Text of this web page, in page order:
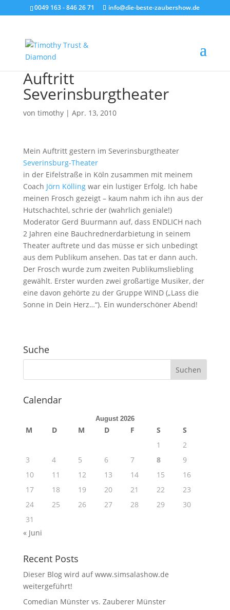
0049 163 - 846 26 71 info@die-beste-zaubershow.de
Auftritt
Severinsburgtheater
von timothy| Apr. 13, 2010
Mein Auftritt gestern im Severinsburgtheater
Severinsburg-Theater
in der Eifelstraße in Köln zusammen mit meinem
Coach Jörn Köllingwar ein lustiger Erfolg. Ich habe
meinen Frosch gezeigt – kaum nahm ich ihn aus der
Hutschachtel, schrie der (wahrlich geniale!)
Moderator Gerd Buurmann auf, dass ENDLICH nach
2 Jahren eine Bauchrednerdarbietung in seinem
Theater auftrete und das müsse er sich unbedingt
aus dem Publikum ansehen. Das tat er dann auch.
Der Frosch wurde zum zweiten Publikumsliebling
gewählt. Erster wurden zwei großartige Musiker, der
eine davon gehörte zu der Gruppe WIND („Lass die
Sonne in Dein Herz…“). Ein wunderschöner Abend!
Suche
Calendar
August 2026
M D M D F S
S
1
2
3
4 5 6 7 8
9
10
11 12 13 14 15
16
17
18 19 20 21 22
23
24
25 26 27 28 29
30
31
« Juni
Recent Posts
Dieser Blog wird auf www.simsalashow.de
weitergeführt!
Comedian Münster vs. Zauberer Münster